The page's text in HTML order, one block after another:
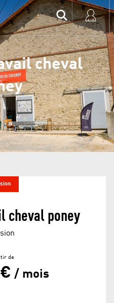
cheval
cheval poney
de
/ mois